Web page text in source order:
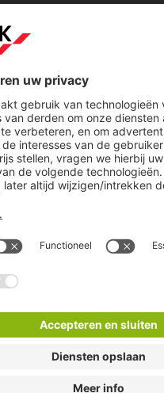
Populaire steden
Download
Privacy-instellingen
Disclaimer